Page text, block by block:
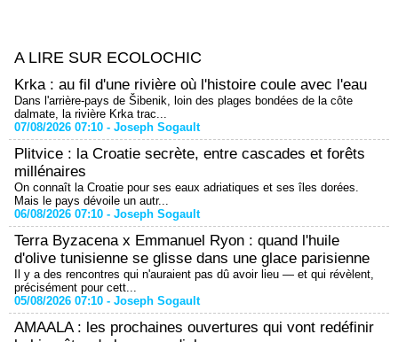
A LIRE SUR ECOLOCHIC
Krka : au fil d'une rivière où l'histoire coule avec l'eau
Dans l'arrière-pays de Šibenik, loin des plages bondées de la côte
dalmate, la rivière Krka trac...
07/08/2026 07:10 - Joseph Sogault
Plitvice : la Croatie secrète, entre cascades et forêts
millénaires
On connaît la Croatie pour ses eaux adriatiques et ses îles dorées.
Mais le pays dévoile un autr...
06/08/2026 07:10 - Joseph Sogault
Terra Byzacena x Emmanuel Ryon : quand l'huile
d'olive tunisienne se glisse dans une glace parisienne
Il y a des rencontres qui n'auraient pas dû avoir lieu — et qui révèlent,
précisément pour cett...
05/08/2026 07:10 - Joseph Sogault
AMAALA : les prochaines ouvertures qui vont redéfinir